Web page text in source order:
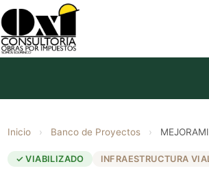
Saltar
al
contenido
Inicio › Banco de Proyectos ›
✓ VIABILIZADO INFRAESTRUCTURA